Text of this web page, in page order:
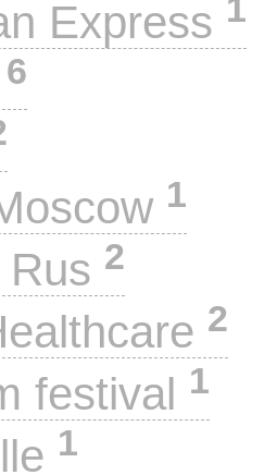
Express 1
6
1
2
2
festival 1
1